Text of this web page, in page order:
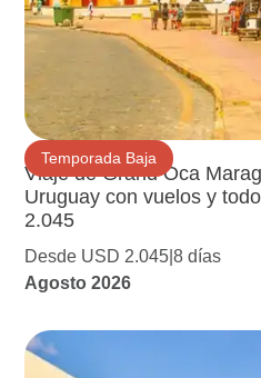
Temporada Baja
Viaje de Grand Oca
Uruguay con vuelos y
2.045
Desde USD 2.045 8 días
Agosto 2026